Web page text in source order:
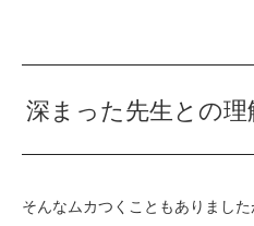
深まった先生との理
そんなムカつくこともありまし